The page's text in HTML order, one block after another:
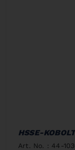
HSSE-
Art. No. : 44-